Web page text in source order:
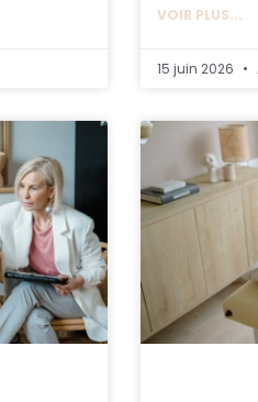
VOIR PLUS...
15 juin 2026